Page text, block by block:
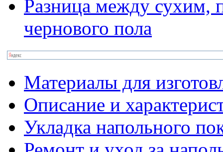
Разница между
чернового пола
Материалы для
Описание и
Укладка напольного